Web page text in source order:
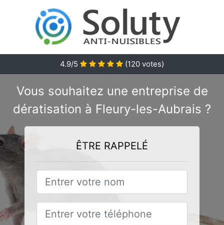
4.9/5 (120 votes)
Vous souhaitez une entreprise de
dératisation à Fleury-les-Aubrais ?
ÊTRE RAPPELÉ